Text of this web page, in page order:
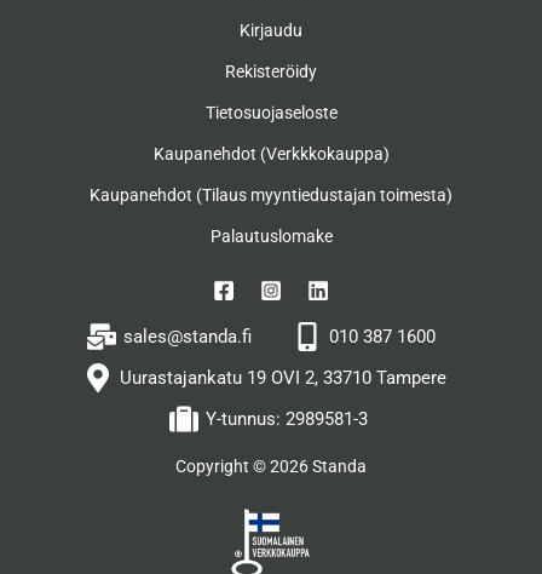
Kirjaudu
Rekisteröidy
Tietosuojaseloste
Kaupanehdot (Verkkkokauppa)
Kaupanehdot (Tilaus myyntiedustajan toimesta)
Palautuslomake
sales@standa.fi
010 387 1600
Uurastajankatu 19 OVI 2, 33710 Tampere
Y-tunnus: 2989581-3
Copyright © 2026 Standa